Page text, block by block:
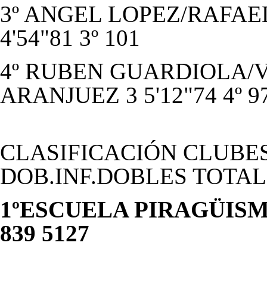
3º ANGEL LOPEZ/
4'54"81 3º 101
4º RUBEN GUARDIOLA/
ARANJUEZ 3 5'12"74 4º
CLASIFICACIÓN
DOB.INF.DOBLES TOTAL
1ºESCUELA
839 5127